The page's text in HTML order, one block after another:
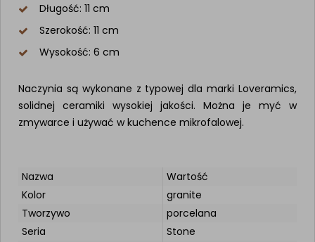
Długość: 11 cm
Szerokość: 11 cm
Wysokość: 6 cm
Naczynia są wykonane z typowej dla marki Loveramics,
solidnej ceramiki wysokiej jakości. Można je myć w
zmywarce i używać w kuchence mikrofalowej.
Nazwa
Wartość
Kolor
granite
Tworzywo
porcelana
Seria
Stone